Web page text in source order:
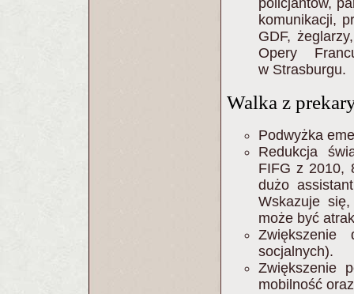
komunikacji,
GDF,
Opery
w Strasburgu.
Walka z
Podwyżka
Redukcja
FIFG z 2010,
dużo
Wskazuje
może być
Zwiększenie
socjalnych).
Zwiększenie
mobilność